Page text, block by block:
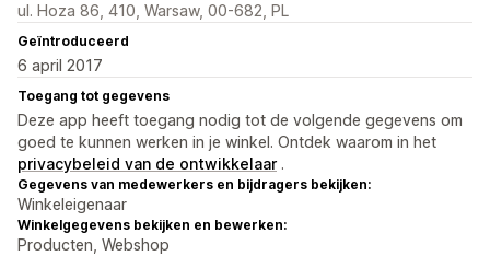
ul. Hoza 86, 410, Warsaw, 00-682, PL
Geïntroduceerd
6 april 2017
Toegang tot gegevens
Deze app heeft toegang nodig tot de volgende gegevens om
goed te kunnen werken in je winkel. Ontdek waarom in het
privacybeleid van de ontwikkelaar .
Gegevens van medewerkers en bijdragers bekijken:
Winkeleigenaar
Winkelgegevens bekijken en bewerken:
Producten, Webshop